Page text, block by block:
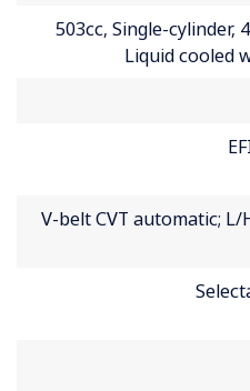
503cc, Single-cylinder,
Liquid cooled
V-belt CVT automatic; L/